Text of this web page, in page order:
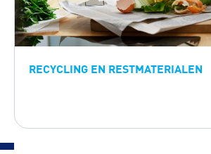
RECYCLING EN RESTMATERIALEN